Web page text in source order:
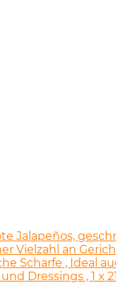
Jalapeños,
Vielzahl an
Schärfe , Ideal
Dressings , 1 x